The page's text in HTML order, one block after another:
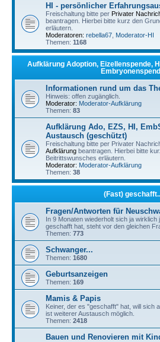
HI - persönlicher
Freischaltung bitte per Privater
beantragen. Hierbei bitte kurz den
erläutern.
Moderatoren: rebella67 Moderator-HI
Themen: 1168
Aufklärung Adoption, Eizellenspende,
Informationen rund um das
Hinweis: offen zugänglich.
Moderator: Moderator-Aufklärung
Themen: 83
Aufklärung Ado, EZS, HI,
Austausch (geschützt)
Freischaltung bitte per Privater
Aufklärung beantragen. Hierbei bitte
Beitrittswunsches erläutern.
Moderator: Moderator-Aufklärung
Themen: 38
(Fast)
Fragen/Antworten für
In 9 Monaten wiederholt sich ja wirklich
geschafft hat, steht vor den gleichen
Themen: 773
Schwanger...
Themen: 1680
Geburtsanzeigen
Themen: 169
Mamis & Papis
Keiner, der es "geschafft" hat, will sich
ist weiterer Austausch möglich.
Themen: 2418
Bauen und Renovieren mit